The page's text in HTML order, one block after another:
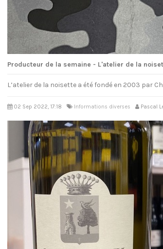
Producteur de la semaine - L'atelier de la
L’atelier de la noisette a été fondé en 2003 par
02 Sep 2022, 17:18 Informations diverses Pascal